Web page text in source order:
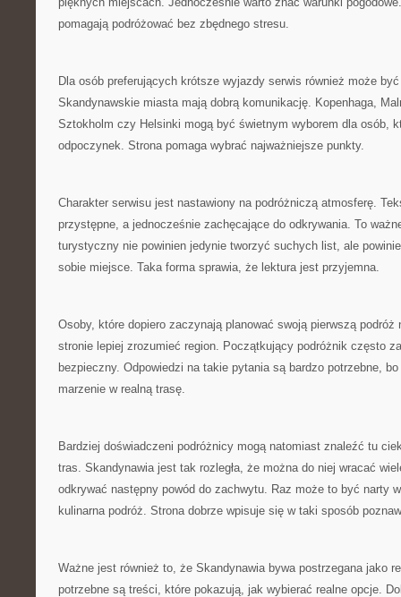
pomagają podróżować bez zbędnego stresu.
Dla osób preferujących krótsze wyjazdy serwis również może
Skandynawskie miasta mają dobrą komunikację. Kopenhaga,
Sztokholm czy Helsinki mogą być świetnym wyborem dla osób,
odpoczynek. Strona pomaga wybrać najważniejsze punkty.
Charakter serwisu jest nastawiony na podróżniczą atmosferę.
przystępne, a jednocześnie zachęcające do odkrywania. To
turystyczny nie powinien jedynie tworzyć suchych list, ale
sobie miejsce. Taka forma sprawia, że lektura jest przyjemna.
Osoby, które dopiero zaczynają planować swoją pierwszą podróż
stronie lepiej zrozumieć region. Początkujący podróżnik często
bezpieczny. Odpowiedzi na takie pytania są bardzo potrzebne,
marzenie w realną trasę.
Bardziej doświadczeni podróżnicy mogą natomiast znaleźć tu
tras. Skandynawia jest tak rozległa, że można do niej wracać
odkrywać następny powód do zachwytu. Raz może to być narty
kulinarna podróż. Strona dobrze wpisuje się w taki sposób
Ważne jest również to, że Skandynawia bywa postrzegana jako
potrzebne są treści, które pokazują, jak wybierać realne opcje.